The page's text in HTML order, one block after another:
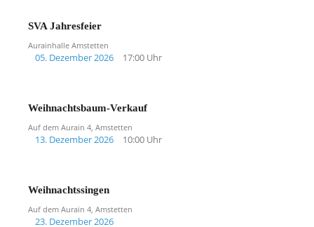
SVA Jahresfeier
Aurainhalle Amstetten
05. Dezember 2026 17:00 Uhr
Weihnachtsbaum-Verkauf
Auf dem Aurain 4, Amstetten
13. Dezember 2026 10:00 Uhr
Weihnachtssingen
Auf dem Aurain 4, Amstetten
23. Dezember 2026